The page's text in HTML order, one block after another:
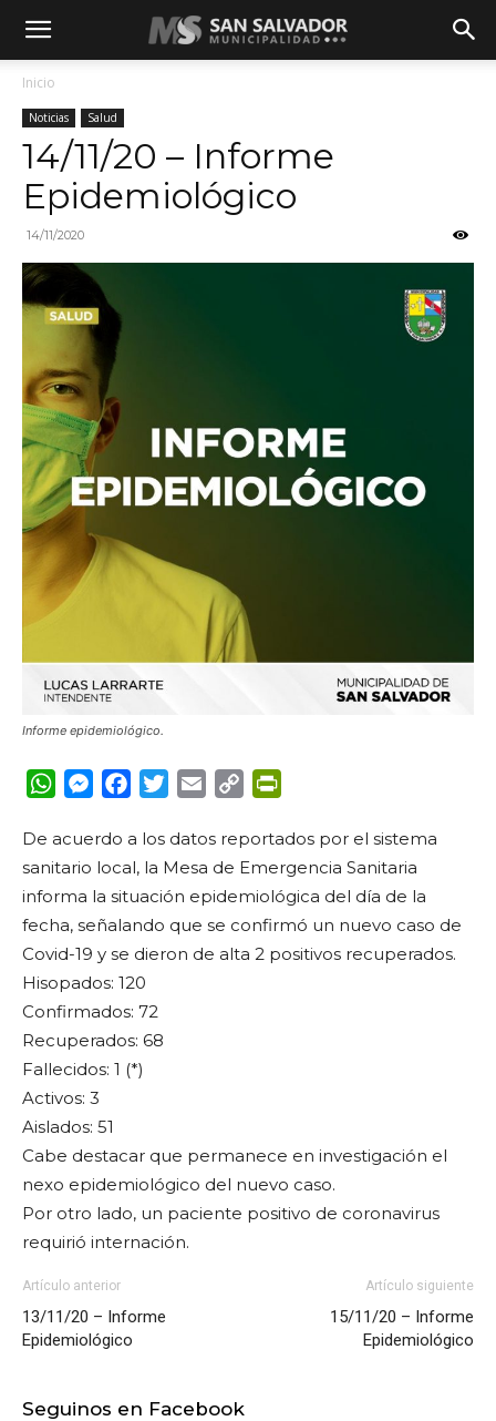
Inicio
Noticias Salud
14/11/20 – Informe
Epidemiológico
14/11/2020
Informe epidemiológico.
WhatsApp
Messenger
FacebookTwitterEmail Copy
De acuerdo a los datos reportados por el sistema
sanitario local, la Mesa de Emergencia Sanitaria
informa la situación epidemiológica del día de la
fecha, señalando que se confirmó un nuevo caso de
Covid-19 y se dieron de alta 2 positivos recuperados.
Hisopados: 120
Confirmados: 72
Recuperados: 68
Fallecidos: 1 (*)
Activos: 3
Aislados: 51
Cabe destacar que permanece en investigación el
nexo epidemiológico del nuevo caso.
Por otro lado, un paciente positivo de coronavirus
requirió internación.
Artículo anterior
13/11/20 – Informe
Epidemiológico
Artículo siguiente
15/11/20 – Informe
Epidemiológico
Seguinos en Facebook